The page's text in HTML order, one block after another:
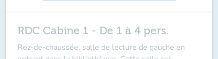
RDC Cabine 1 - De 1 à 4 pers.
Rez-de-chaussée, salle de lecture de gauche en